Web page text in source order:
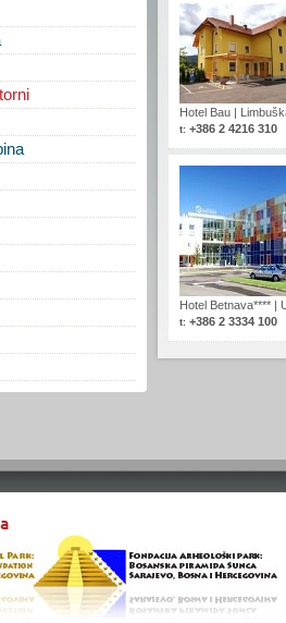
Hotel Bau
t: +386 2 4216 310
Hotel Betnava****
t: +386 2 3334 100